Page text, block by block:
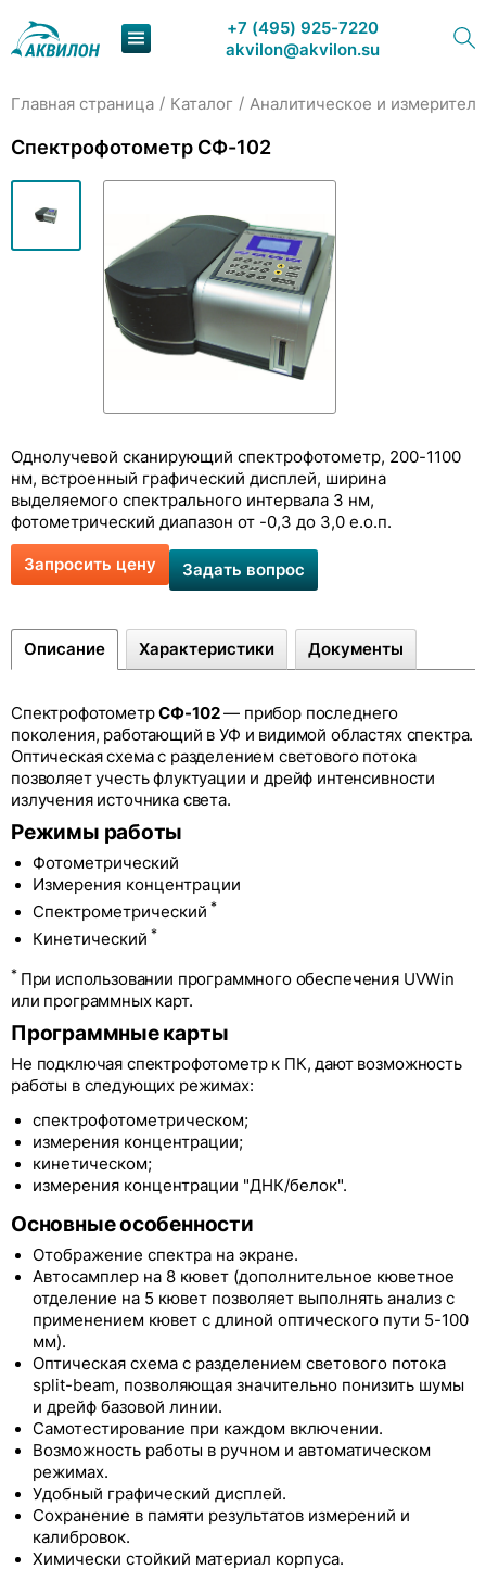
+7 (495) 925-7220
akvilon@akvilon.su
Главная страница / Каталог / Аналитическое и
Спектрофотометр СФ-102
Однолучевой сканирующий спектрофотометр, 200-1100
нм, встроенный графический дисплей, ширина
выделяемого спектрального интервала 3 нм,
фотометрический диапазон от -0,3 до 3,0 е.о.п.
Запросить цену Задать вопрос
Описание Характеристики Документы
СпектрофотометрСФ-102— прибор последнего
поколения, работающий в УФ и видимой областях спектра.
Оптическая схема с разделением светового потока
позволяет учесть флуктуации и дрейф интенсивности
излучения источника света.
Режимы работы
Фотометрический
Измерения концентрации
Спектрометрический *
Кинетический *
* При использовании программного обеспечения UVWin
или программных карт.
Программные карты
Не подключая спектрофотометр к ПК, дают возможность
работы в следующих режимах:
cпектрофотометрическом;
измерения концентрации;
кинетическом;
измерения концентрации "ДНК/белок".
Основные особенности
Отображение спектра на экране.
Автосамплер на 8 кювет (дополнительное кюветное
отделение на 5 кювет позволяет выполнять анализ с
применением кювет с длиной оптического пути 5-100
мм).
Оптическая схема с разделением светового потока
split-beam, позволяющая значительно понизить шумы
и дрейф базовой линии.
Cамотестирование при каждом включении.
Возможность работы в ручном и автоматическом
режимах.
Удобный графический дисплей.
Сохранение в памяти результатов измерений и
калибровок.
Химически стойкий материал корпуса.